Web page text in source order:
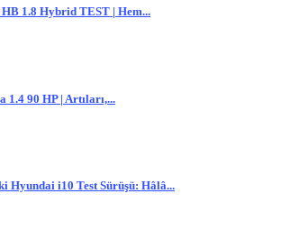
1.8 Hybrid TEST | Hem...
1.4 90 HP | Artıları,...
Hyundai i10 Test Sürüşü: Hâlâ...